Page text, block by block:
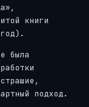
книги
была
подход.